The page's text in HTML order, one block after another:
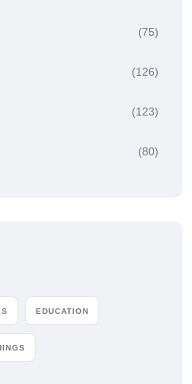
(75)
(126)
(123)
(80)
EDUCATION